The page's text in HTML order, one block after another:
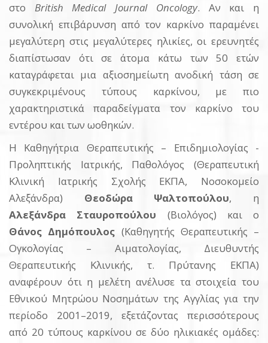
στο British Medical Journal Oncology. Αν και η
συνολική επιβάρυνση από τον καρκίνο παραμένει
μεγαλύτερη στις μεγαλύτερες ηλικίες, οι ερευνητές
διαπίστωσαν ότι σε άτομα κάτω των 50 ετών
καταγράφεται μια αξιοσημείωτη ανοδική τάση σε
συγκεκριμένους τύπους καρκίνου, με πιο
χαρακτηριστικά παραδείγματα τον καρκίνο του
εντέρου και των ωοθηκών.
Η Καθηγήτρια Θεραπευτικής – Επιδημιολογίας -
Προληπτικής Ιατρικής, Παθολόγος (Θεραπευτική
Κλινική Ιατρικής Σχολής ΕΚΠΑ, Νοσοκομείο
Αλεξάνδρα) Θεοδώρα Ψαλτοπούλου, η
Αλεξάνδρα Σταυροπούλου (Βιολόγος) και ο
Θάνος Δημόπουλος (Καθηγητής Θεραπευτικής –
Ογκολογίας – Αιματολογίας, Διευθυντής
Θεραπευτικής Κλινικής, τ. Πρύτανης ΕΚΠΑ)
αναφέρουν ότι η μελέτη ανέλυσε τα στοιχεία του
Εθνικού Μητρώου Νοσημάτων της Αγγλίας για την
περίοδο 2001–2019, εξετάζοντας περισσότερους
από 20 τύπους καρκίνου σε δύο ηλικιακές ομάδες: